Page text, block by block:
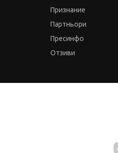
Признание
Партньори
Пресинфо
Отзиви